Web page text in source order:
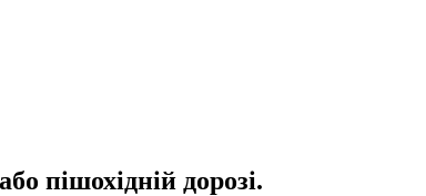
пішохідній дорозі.